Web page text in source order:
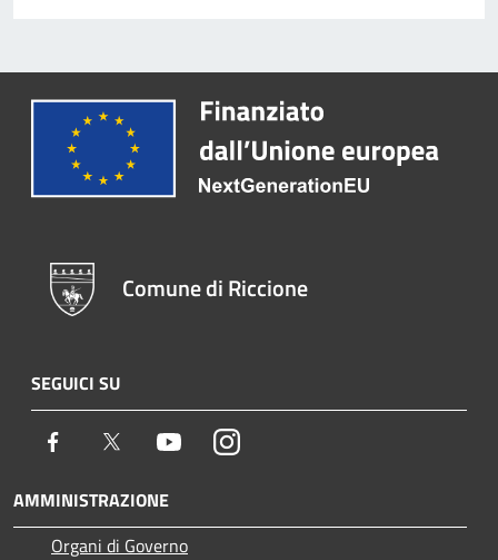
Comune di Riccione
SEGUICI SU
Facebook Twitter YoutubeInstagram
AMMINISTRAZIONE
Organi di Governo